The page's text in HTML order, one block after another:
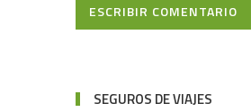
ESCRIBIR COMENTARIO
SEGUROS DE VIAJES